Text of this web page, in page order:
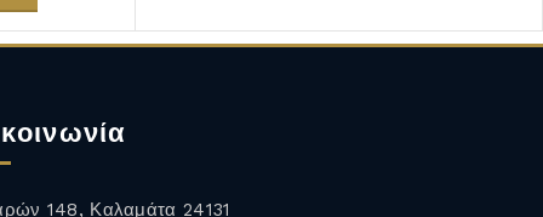
148, Καλαμάτα 24131